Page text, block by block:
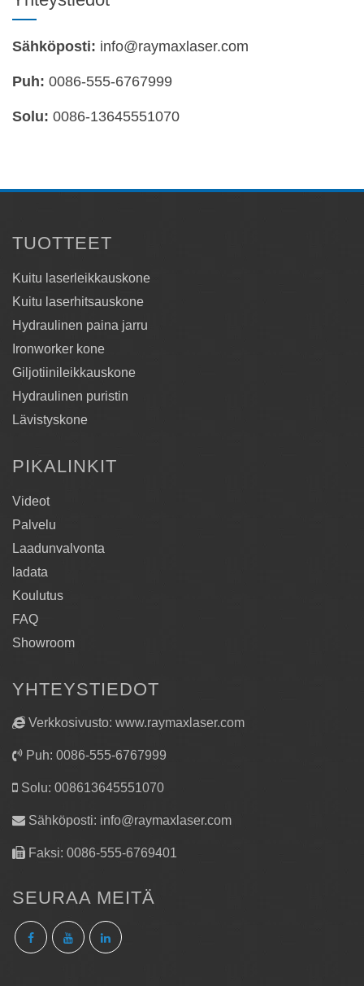
Sähköposti: info@raymaxlaser.com
Puh: 0086-555-6767999
Solu: 0086-13645551070
TUOTTEET
Kuitu laserleikkauskone
Kuitu laserhitsauskone
Hydraulinen paina jarru
Ironworker kone
Giljotiinileikkauskone
Hydraulinen puristin
Lävistyskone
PIKALINKIT
Videot
Palvelu
Laadunvalvonta
ladata
Koulutus
FAQ
Showroom
YHTEYSTIEDOT
Verkkosivusto: www.raymaxlaser.com
Puh: 0086-555-6767999
Solu: 008613645551070
Sähköposti: info@raymaxlaser.com
Faksi: 0086-555-6769401
SEURAA MEITÄ